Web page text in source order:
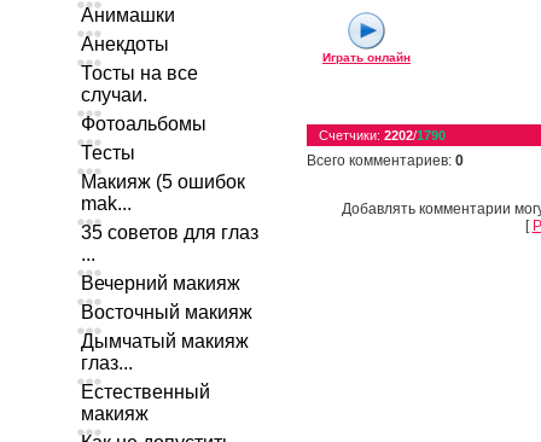
Анимашки
Анекдоты
Тосты на все
случаи.
Фотоальбомы
Тесты
Макияж (5 ошибок
mak...
35 советов для глаз
...
Вечерний макияж
Восточный макияж
Дымчатый макияж
глаз...
Естественный
макияж
Играть онлайн
Счетчики: 2202/1790
Всего комментариев: 0
Добавлять комментарии
[